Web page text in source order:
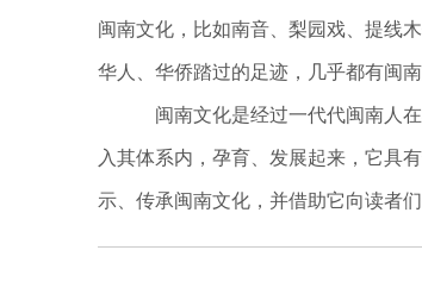
闽南文化，比如南音、梨园戏、提线
华人、华侨踏过的足迹，几乎都有闽南
闽南文化是经过一代代闽南人
入其体系内，孕育、发展起来，它具
示、传承闽南文化，并借助它向读者